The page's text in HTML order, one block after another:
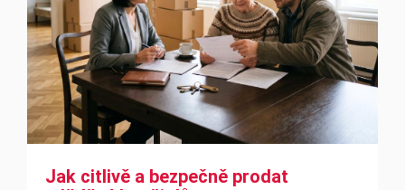
Jak citlivě a bezpečně prodat